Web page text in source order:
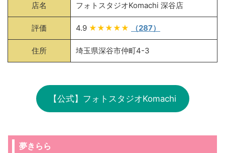
店名 フォトスタジオKomachi 深谷店
評価 4.9 ★★★★★ （287）
住所 埼玉県深谷市仲町4-3
【公式】フォトスタジオKomachi
夢きらら